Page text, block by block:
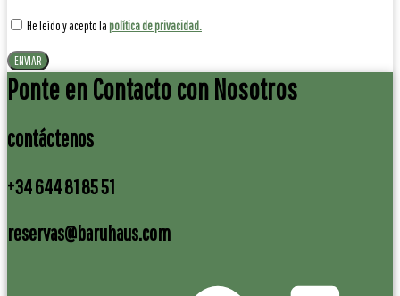
He leído y acepto la política de privacidad.
ENVIAR
Ponte en Contacto con Nosotros
contáctenos
+34 644 81 85 51
reservas@baruhaus.com